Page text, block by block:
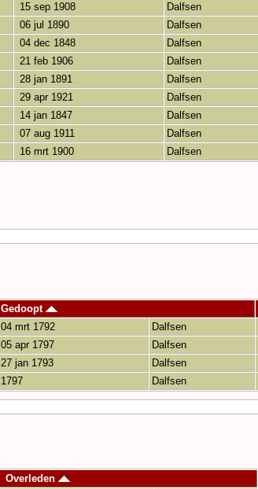
15 sep 1908 Dalfsen
06 jul 1890 Dalfsen
04 dec 1848 Dalfsen
21 feb 1906 Dalfsen
28 jan 1891 Dalfsen
29 apr 1921 Dalfsen
14 jan 1847 Dalfsen
07 aug 1911 Dalfsen
16 mrt 1900 Dalfsen
Gedoopt
04 mrt 1792 Dalfsen
05 apr 1797 Dalfsen
27 jan 1793 Dalfsen
1797 Dalfsen
Overleden